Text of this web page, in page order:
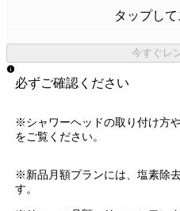
タップし
今すぐレ
必ずご確認ください
※シャワーヘッドの取り付け方
をご覧ください。
※新品月額プランには、塩素除
す。